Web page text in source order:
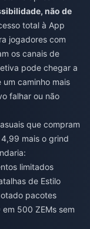
não de
total à App
jogadores com
os canais de
pode chegar a
caminho mais
falhar ou não
que compram
mais o grind
limitados
de Estilo
pacotes
500 ZEMs sem